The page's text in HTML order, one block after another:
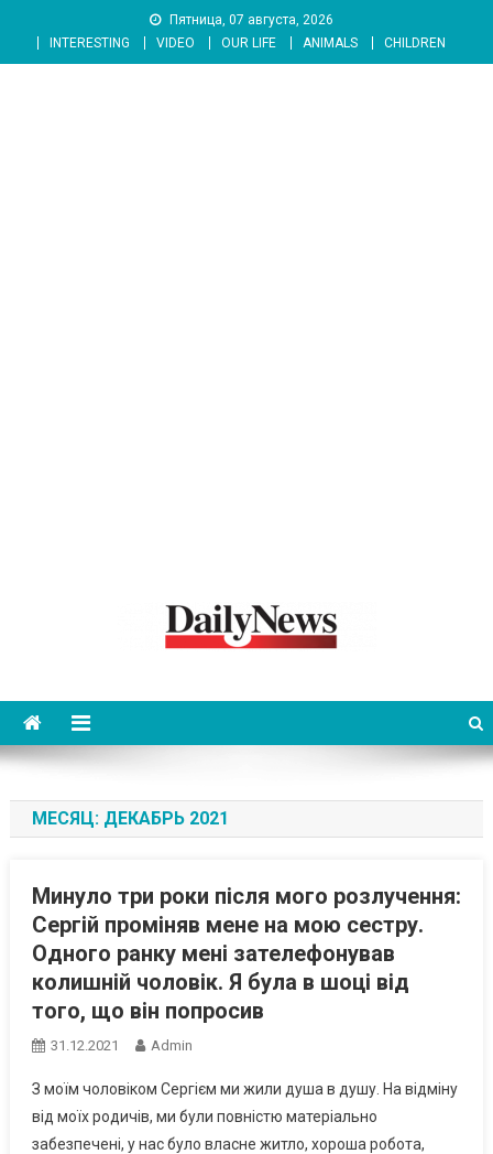
content
Пятница, 07 августа, 2026
INTERESTING
VIDEO OUR LIFE ANIMALS CHILDREN
МЕСЯЦ: ДЕКАБРЬ 2021
Минуло три роки після мого розлучення:
Сергій проміняв мене на мою сестру.
Одного ранку мені зателефонував
колишній чоловік. Я була в шоці від
того, що він попросив
31.12.2021 Admin
З моїм чоловіком Сергієм ми жили душа в душу. На відміну
від моїх родичів, ми були повністю матеріально
забезпечені, у нас було власне житло, хороша робота,